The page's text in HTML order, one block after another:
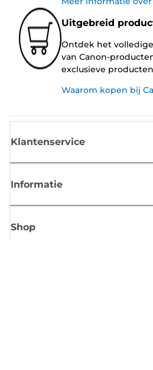
Uitgebreid
Ontdek het
van Canon-
exclusieve
Waarom kopen bij
Klantenservice
Informatie
Shop